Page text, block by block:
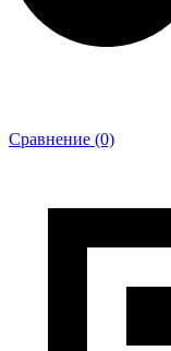
Сравнение (0)